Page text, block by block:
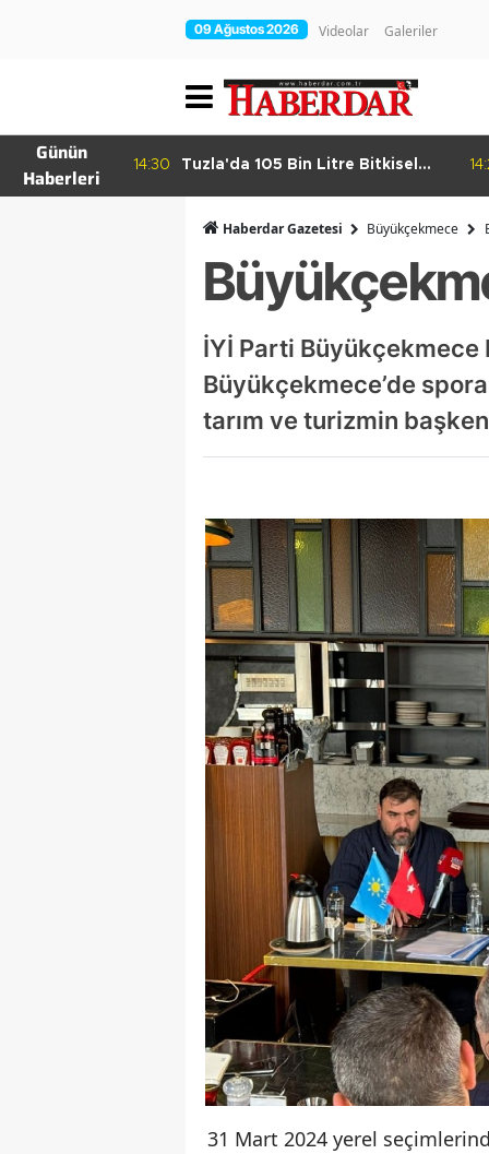
09 Ağustos 2026 Videolar Galeriler
Günün
Haberleri
14:30
Tuzla'da 105 Bin Litre Bitkisel
Haberdar Gazetesi Büyükçekmece
İYİ Parti Büyükçekmece
Büyükçekmece’de
tarım ve turizmin
31 Mart 2024 yerel